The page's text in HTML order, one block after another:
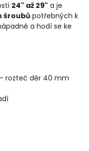
24" až 29" a je
šroubů potřebných k
a hodí se ke
rozteč děr 40 mm